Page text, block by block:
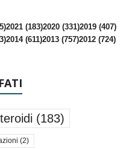
2021 (183)2020 (331)2019 (407)
2014 (611)2013 (757)2012 (724)
(183)
(2)